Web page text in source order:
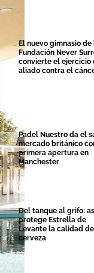
El nuevo gimnasio de
Fundación Never
convierte el ejercicio
aliado contra el
Padel Nuestro da el
mercado británico
primera apertura en
Manchester
Del tanque al grifo:
protege Estrella de
Levante la calidad
cerveza